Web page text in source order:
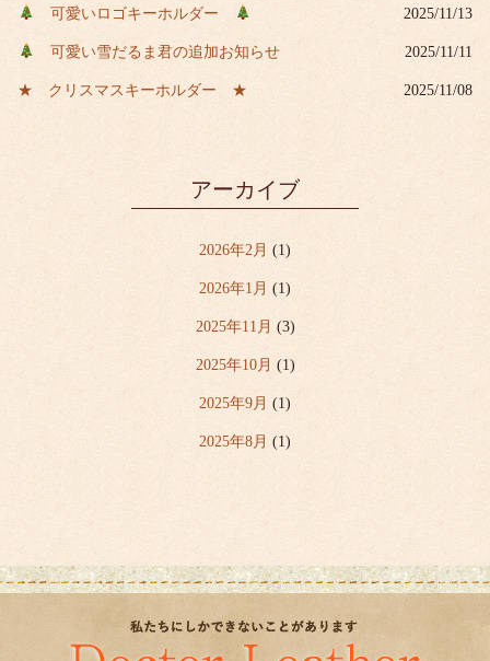
可愛いロゴキーホルダー 2025/11/13
可愛い雪だるま君の追加お知らせ 2025/11/11
★ クリスマスキーホルダー ★ 2025/11/08
アーカイブ
2026年2月 (1)
2026年1月 (1)
2025年11月 (3)
2025年10月 (1)
2025年9月 (1)
2025年8月 (1)
2025年4月(5)
2020年3月(1)